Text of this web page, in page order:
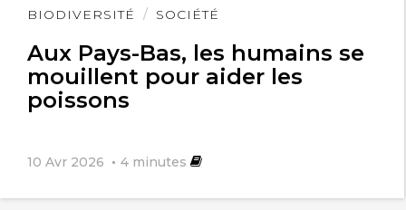
BIODIVERSITÉ SOCIÉTÉ
Aux Pays-Bas, les humains se
mouillent pour aider les
poissons
10 Avr 2026 4 minutes
Lire